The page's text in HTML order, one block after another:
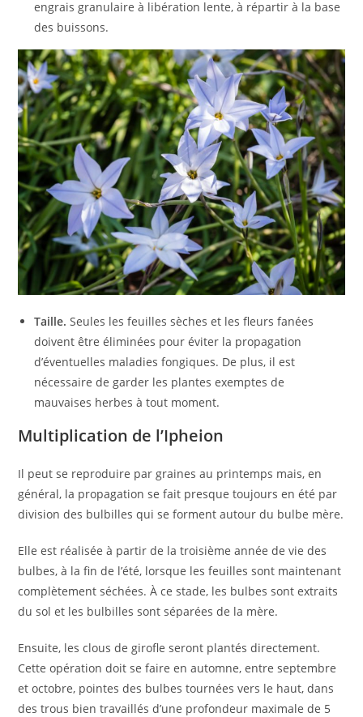
engrais granulaire à libération lente, à répartir à la base
des buissons.
Taille. Seules les feuilles sèches et les fleurs fanées
doivent être éliminées pour éviter la propagation
d’éventuelles maladies fongiques. De plus, il est
nécessaire de garder les plantes exemptes de
mauvaises herbes à tout moment.
Multiplication de l’Ipheion
Il peut se reproduire par graines au printemps mais, en
général, la propagation se fait presque toujours en été par
division des bulbilles qui se forment autour du bulbe mère.
Elle est réalisée à partir de la troisième année de vie des
bulbes, à la fin de l’été, lorsque les feuilles sont maintenant
complètement séchées. À ce stade, les bulbes sont extraits
du sol et les bulbilles sont séparées de la mère.
Ensuite, les clous de girofle seront plantés directement.
Cette opération doit se faire en automne, entre septembre
et octobre, pointes des bulbes tournées vers le haut, dans
des trous bien travaillés d’une profondeur maximale de 5